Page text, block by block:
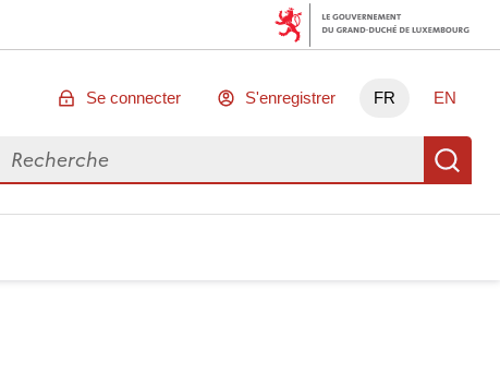
Se connecter S'enregistrer FR EN
Rechercher des données